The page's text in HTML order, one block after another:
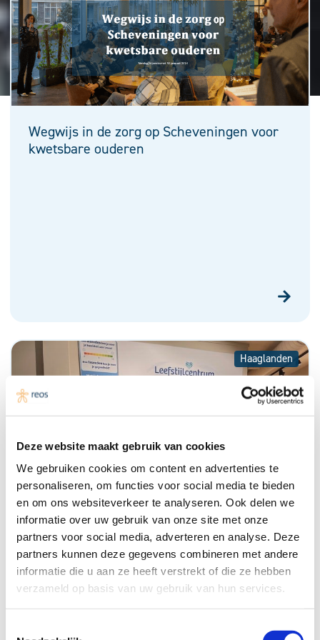
Deze website maakt gebruik van cookies
We gebruiken cookies om content en advertenties te
personaliseren, om functies voor social media te bieden
en om ons websiteverkeer te analyseren. Ook delen we
informatie over uw gebruik van onze site met onze
partners voor social media, adverteren en analyse. Deze
partners kunnen deze gegevens combineren met andere
informatie die u aan ze heeft verstrekt of die ze hebben
verzameld op basis van uw gebruik van hun services.
Wegwijs in de zorg op Scheveningen voor
kwetsbare ouderen
Haaglanden
Multidisciplinair groepsconsult in Den Haag
Zuidwest